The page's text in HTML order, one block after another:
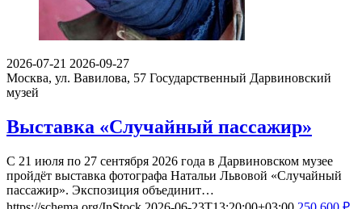
2026-07-21 2026-09-27
Москва, ул. Вавилова, 57 Государственный Дарвиновский
музей
Выставка «Случайный пассажир»
С 21 июля по 27 сентября 2026 года в Дарвиновском музее
пройдёт выставка фотографа Натальи Львовой «Случайный
пассажир». Экспозиция объединит…